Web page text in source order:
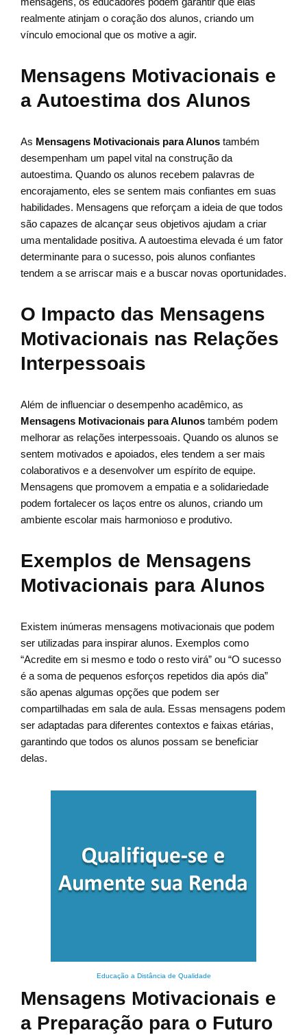
realmente atinjam o coração dos alunos, criando um
vínculo emocional que os motive a agir.
Mensagens Motivacionais e
a Autoestima dos Alunos
As Mensagens Motivacionais para Alunos também
desempenham um papel vital na construção da
autoestima. Quando os alunos recebem palavras de
encorajamento, eles se sentem mais confiantes em suas
habilidades. Mensagens que reforçam a ideia de que todos
são capazes de alcançar seus objetivos ajudam a criar
uma mentalidade positiva. A autoestima elevada é um fator
determinante para o sucesso, pois alunos confiantes
tendem a se arriscar mais e a buscar novas oportunidades.
O Impacto das Mensagens
Motivacionais nas Relações
Interpessoais
Além de influenciar o desempenho acadêmico, as
Mensagens Motivacionais para Alunos também podem
melhorar as relações interpessoais. Quando os alunos se
sentem motivados e apoiados, eles tendem a ser mais
colaborativos e a desenvolver um espírito de equipe.
Mensagens que promovem a empatia e a solidariedade
podem fortalecer os laços entre os alunos, criando um
ambiente escolar mais harmonioso e produtivo.
Exemplos de Mensagens
Motivacionais para Alunos
Existem inúmeras mensagens motivacionais que podem
ser utilizadas para inspirar alunos. Exemplos como
“Acredite em si mesmo e todo o resto virá” ou “O sucesso
é a soma de pequenos esforços repetidos dia após dia”
são apenas algumas opções que podem ser
compartilhadas em sala de aula. Essas mensagens podem
ser adaptadas para diferentes contextos e faixas etárias,
garantindo que todos os alunos possam se beneficiar
delas.
Educação a Distância de Qualidade
Mensagens Motivacionais e
a Preparação para o Futuro